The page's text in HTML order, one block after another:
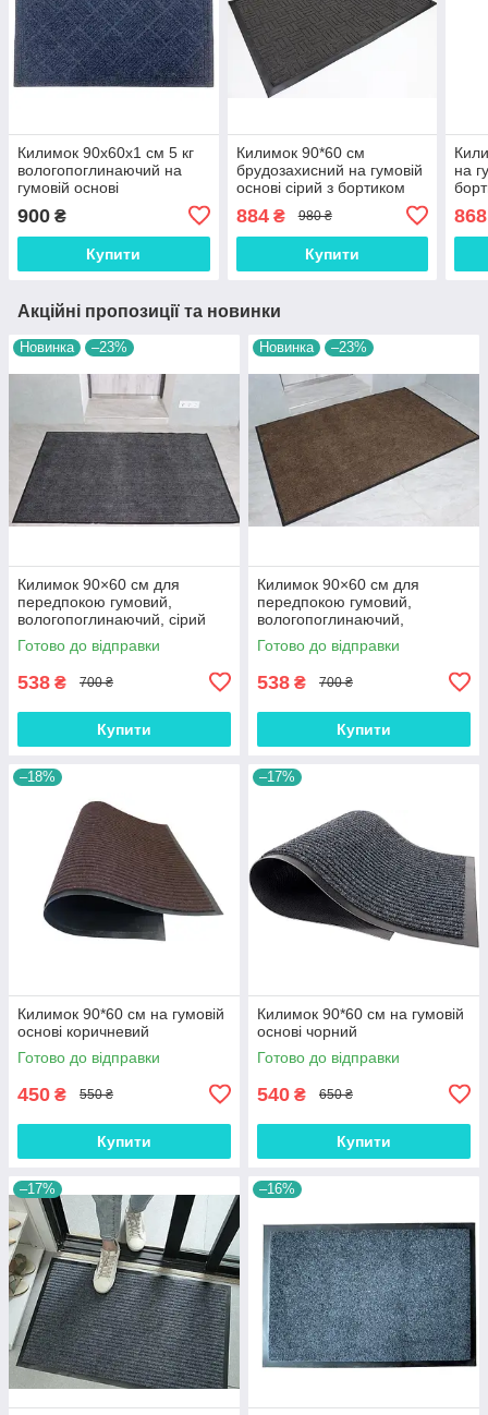
Килимок 90х60х1 см 5 кг
вологопоглинаючий на
гумовій основі
900 ₴
Купити
Килимок 90*60 см
брудозахисний на гумовій
основі сірий з бортиком
884₴ 980 ₴
Купити
на
868
Акційні пропозиції та новинки
Новинка –23%
Килимок 90×60 см для
передпокою гумовий,
вологопоглинаючий, сірий
(3006)
Готово до відправки
538 ₴ 700 ₴
Купити
Новинка –23%
Килимок 90×60 см для
передпокою гумовий,
вологопоглинаючий,
коричневий (3006)
Готово до відправки
538 ₴ 700 ₴
Купити
–18%
Килимок 90*60 см на гумовій
основі коричневий
Готово до відправки
450 ₴ 550 ₴
Купити
–17%
Килимок 90*60 см на гумовій
основі чорний
Готово до відправки
540 ₴ 650 ₴
Купити
–17% –16%